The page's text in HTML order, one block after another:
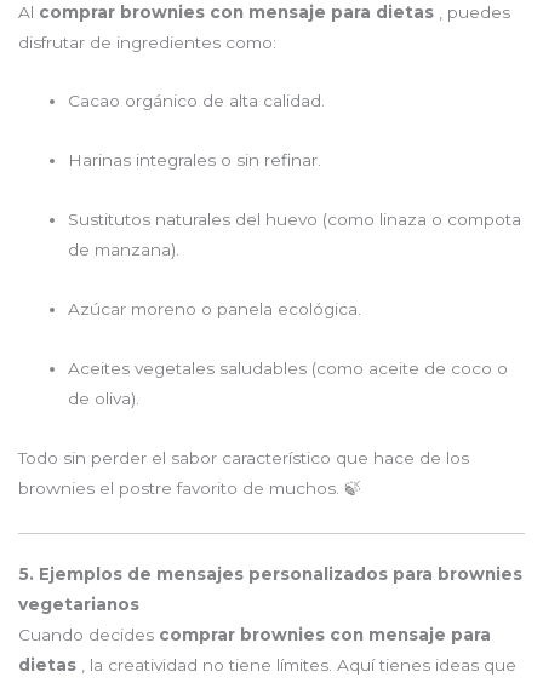
Al comprar brownies con mensaje para dietas
, puedes
disfrutar de ingredientes como:
Cacao orgánico de alta calidad.
Harinas integrales o sin refinar.
Sustitutos naturales del huevo (como linaza o compota
de manzana).
Azúcar moreno o panela ecológica.
Aceites vegetales saludables (como aceite de coco o
de oliva).
Todo sin perder el sabor característico que hace de los
brownies el postre favorito de muchos. 🍃
5. Ejemplos de mensajes personalizados para brownies
vegetarianos
Cuando decides comprar brownies con mensaje para
dietas
, la creatividad no tiene límites. Aquí tienes ideas que